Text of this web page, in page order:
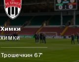
Химки
ХИМКИ
Трошечкин 67'